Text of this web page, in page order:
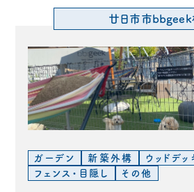
廿日市市bbgeek
ガーデン 新築外構
ウッドデ
フェンス・目隠し
その他